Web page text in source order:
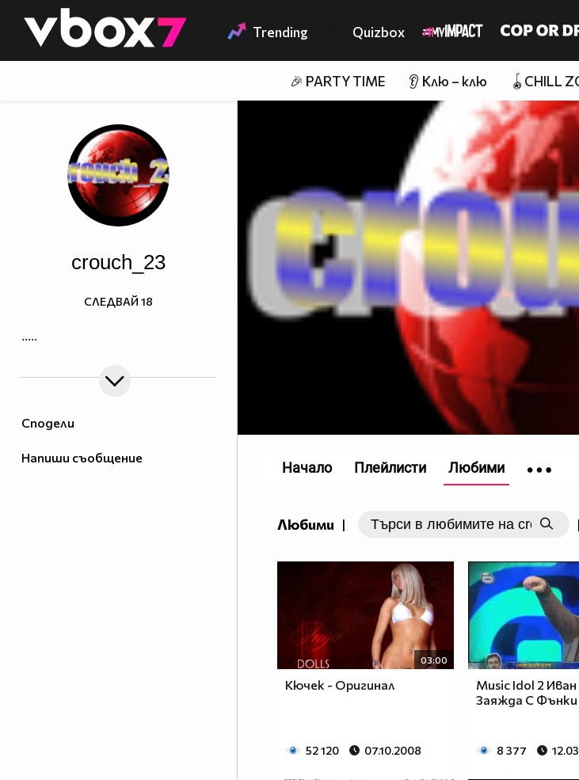
👾 Trending Quizbox
🎉 PARTY TIME 👂 Клю – клю 🪀CHILL
Сподели
Напиши съобщение
crouch_23
.....
СЛЕДВАЙ 18
Любими | |
03:00
Кючек - Оригинал
52 120 07.10.2008
Music Idol 2
Заяжда С Фънки
8 377
Начало Плейлисти Любими